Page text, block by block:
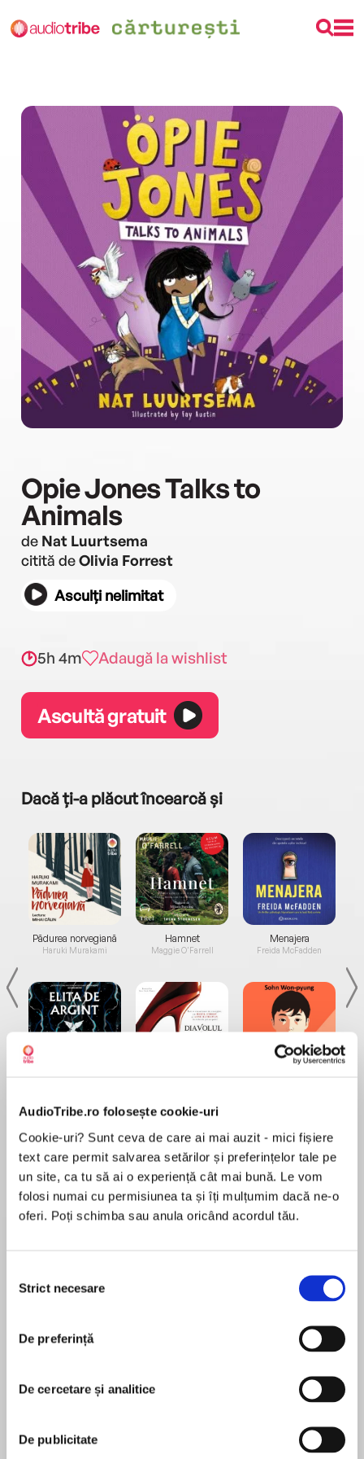
AudioTribe.ro folosește cookie-uri
Cookie-uri? Sunt ceva de care ai mai auzit - mici fișiere
text care permit salvarea setărilor și preferințelor tale pe
un site, ca tu să ai o experiență cât mai bună. Le vom
folosi numai cu permisiunea ta și îți mulțumim dacă ne-o
oferi. Poți schimba sau anula oricând acordul tău.
consimțământului
Strict necesare
De preferință
De cercetare și analitice
De publicitate
Opie Jones Talks to
Animals
de Nat Luurtsema
citită deOlivia Forrest
Asculți nelimitat
5h 4m Adaugă la wishlist
Ascultă gratuit
Dacă ți-a plăcut încearcă și
Pădurea norvegiană
Haruki Murakami
Hamnet
Maggie O'Farrell
Menajera
Freida McFadden
Desprecarte
Dr Dolittle meets Kid Normal in a hilarious
Baddiel, My Brother is a Superhero and
10-year-old Opie Jones is Very Ordinary. In fact
nothing remarkable has ever happened to her, if
looks from next door (which she doesn’t). So
În acest moment nu există recenzii